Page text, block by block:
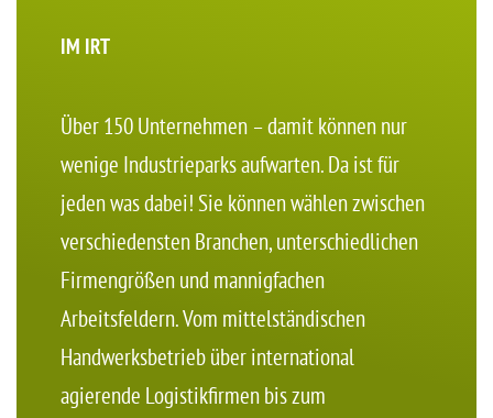
IM IRT
Über 150 Unternehmen – damit können nur
wenige Industrieparks aufwarten. Da ist für
jeden was dabei! Sie können wählen zwischen
verschiedensten Branchen, unterschiedlichen
Firmengrößen und mannigfachen
Arbeitsfeldern. Vom mittelständischen
Handwerksbetrieb über international
agierende Logistikfirmen bis zum